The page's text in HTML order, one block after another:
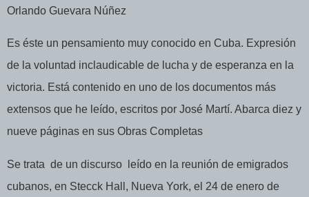
Orlando Guevara Núñez
Es éste un pensamiento muy conocido en Cuba. Expresión
de la voluntad inclaudicable de lucha y de esperanza en la
victoria. Está contenido en uno de los documentos más
extensos que he leído, escritos por José Martí. Abarca diez y
nueve páginas en sus Obras Completas
Se trata de un discurso
leído en la reunión de emigrados
cubanos, en Stecck Hall, Nueva York, el 24 de enero de